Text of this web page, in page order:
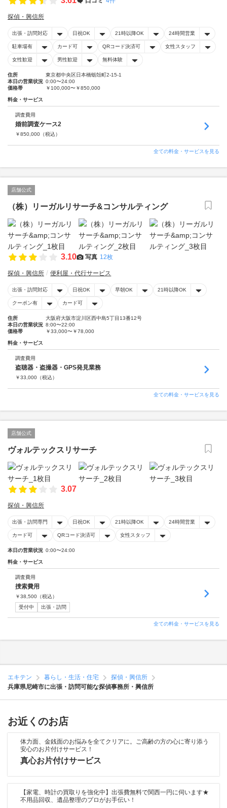
探偵・興信所
出張・訪問対応 日祝OK 21時以降OK 24時間営業
駐車場有 カード可 QRコード決済可 女性スタッフ
女性歓迎 男性歓迎 無料体験
住所
東京都中央区日本橋蛎殻町2-15-1
本日の営業状況 0:00〜24:00
価格帯
￥100,000〜￥850,000
料金・サービス
調査費用
婚前調査ケース2
￥850,000 （税込）
全ての料金・サービスを見る
店舗公式
（株）リーガルリサーチ&コンサルティング
3.10 写真 12枚
探偵・興信所 便利屋・代行サービス
出張・訪問対応 日祝OK 早朝OK 21時以降OK
クーポン有 カード可
住所
大阪府大阪市淀川区西中島5丁目13番12号
本日の営業状況 8:00〜22:00
価格帯
￥33,000〜￥78,000
料金・サービス
調査費用
盗聴器・盗撮器・GPS発見業務
￥33,000 （税込）
全ての料金・サービスを見る
店舗公式
ヴォルテックスリサーチ
3.07
探偵・興信所
出張・訪問専門 日祝OK 21時以降OK 24時間営業
カード可 QRコード決済可 女性スタッフ
本日の営業状況 0:00〜24:00
料金・サービス
調査費用
捜索費用
￥38,500 （税込）
受付中
出張・訪問
全ての料金・サービスを見る
エキテン 暮らし・生活・住宅
探偵・興信所
兵庫県尼崎市に出張・訪問可能な探偵事務所・興信所
お近くのお店
体力面、金銭面のお悩みを全てクリアに。ご高齢の方の心に寄り添う
安心のお片付けサービス！
真心お片付けサービス
【家電、時計の買取りを強化中】出張費無料で関西一円に伺います★
不用品回収、遺品整理のプロがお手伝い！